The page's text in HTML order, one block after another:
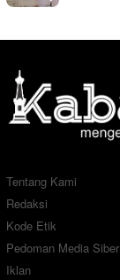
Tentang Kami
Redaksi
Kode Etik
Pedoman Media Siber
Iklan